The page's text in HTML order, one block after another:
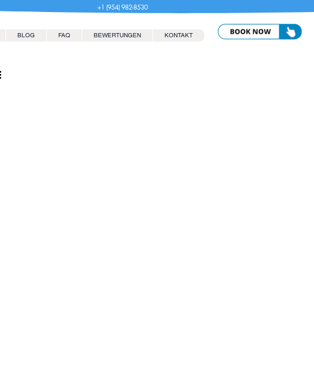
+1 (954) 982-8530
BLOG FAQ BEWERTUNGEN KONTAKT